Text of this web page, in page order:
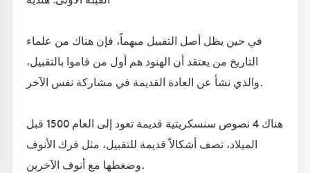
في حين يظل أصل التقبيل مبهماً، فإن هناك من علماء
التاريخ من يعتقد أن الهنود هم أول من قاموا بالتقبيل،
والذي نشأ عن العادة القديمة في مشاركة نفس الآخر.
هناك 4 نصوص سنسكريتية قديمة تعود إلى العام 1500 قبل
الميلاد، تصف أشكالاً قديمة للتقبيل، مثل فرك الأنوف
وضغطها مع أنوف الآخرين.